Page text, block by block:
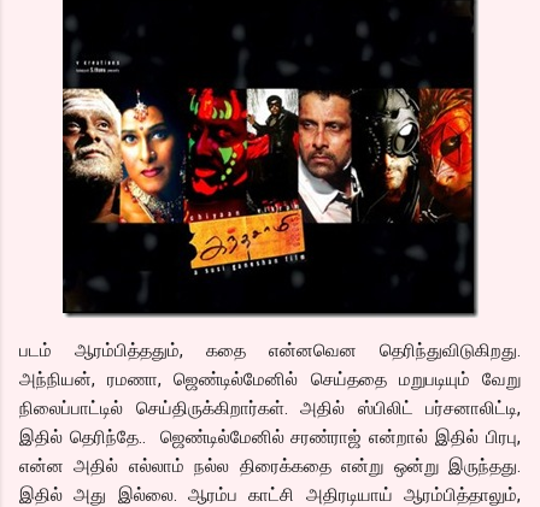
படம் ஆரம்பித்ததும், கதை என்னவென தெரிந்துவிடுகிறது.
அந்நியன், ரமணா, ஜெண்டில்மேனில் செய்ததை மறுபடியும் வேறு
நிலைப்பாட்டில் செய்திருக்கிறார்கள். அதில் ஸ்பிலிட் பர்சனாலிட்டி,
இதில் தெரிந்தே.. ஜெண்டில்மேனில் சரண்ராஜ் என்றால் இதில் பிரபு,
என்ன அதில் எல்லாம் நல்ல திரைக்கதை என்று ஒன்று இருந்தது.
இதில் அது இல்லை. ஆரம்ப காட்சி அதிரடியாய் ஆரம்பித்தாலும்,